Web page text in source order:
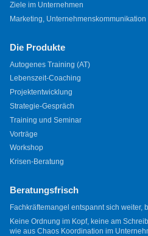
Ziele im Unternehmen
Marketing, Unternehmenskommunikation
Die Produkte
Autogenes Training (AT)
Lebenszeit-Coaching
Projektentwicklung
Strategie-Gespräch
Training und Seminar
Vorträge
Workshop
Krisen-Beratung
Beratungsfrisch
Fachkräftemangel entspannt sich weiter,
Keine Ordnung im Kopf, keine am
wie aus Chaos Koordination im